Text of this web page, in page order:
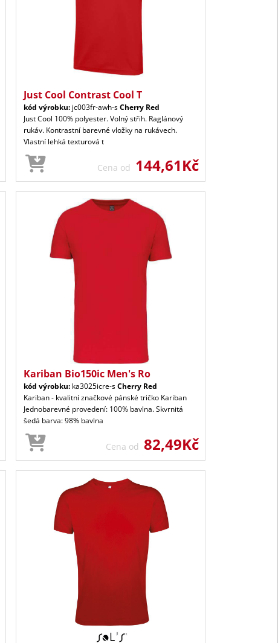
Just Cool Contrast Cool T
kód výrobku: jc003fr-awh-sCherry Red
Just Cool 100% polyester. Volný střih. Raglánový
rukáv. Kontrastní barevné vložky na rukávech.
Vlastní lehká texturová t
Cena od 144,61Kč
Kariban Bio150ic Men's Ro
kód výrobku: ka3025icre-sCherry Red
Kariban - kvalitní značkové pánské tričko Kariban
Jednobarevné provedení: 100% bavlna. Skvrnitá
šedá barva: 98% bavlna
Cena od 82,49Kč